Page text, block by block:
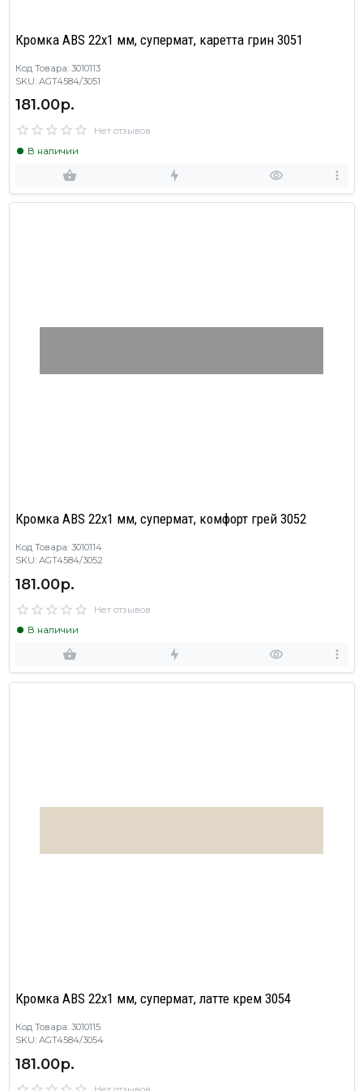
Кромка ABS 22х1 мм, супермат, каретта грин 3051
Код Товара: 3010113
SKU: AGT4584/3051
181.00р.
Нет отзывов
В наличии
Кромка ABS 22х1 мм, супермат, комфорт грей 3052
Код Товара: 3010114
SKU: AGT4584/3052
181.00р.
Нет отзывов
В наличии
Кромка ABS 22х1 мм, супермат, латте крем 3054
Код Товара: 3010115
SKU: AGT4584/3054
181.00р.